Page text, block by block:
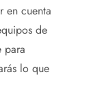
en cuenta
de
para
lo que